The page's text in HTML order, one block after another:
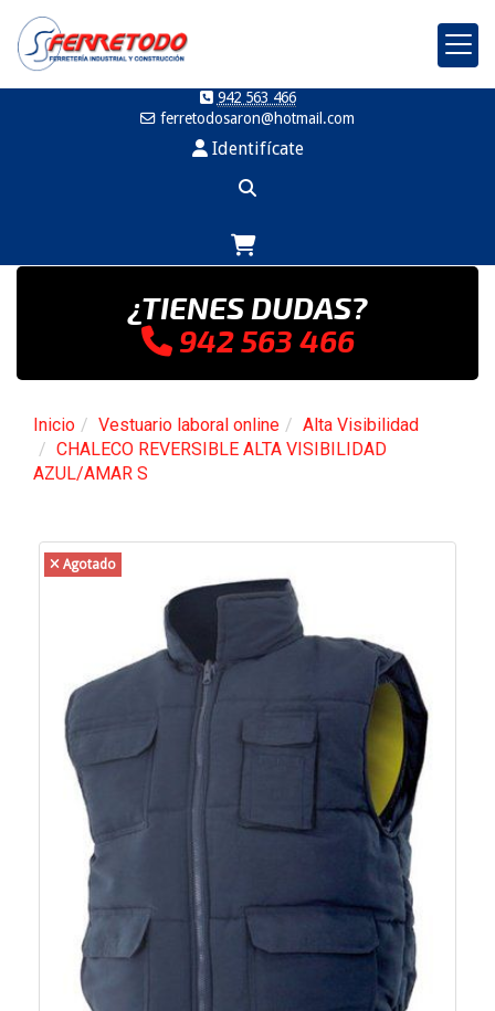
942 563 466
ferretodosaron
hotmail.com
Identifícate
¿TIENES DUDAS?
942 563 466
Inicio Vestuario laboral online
Alta Visibilidad
CHALECO REVERSIBLE ALTA VISIBILIDAD
AZUL/AMAR S
Agotado